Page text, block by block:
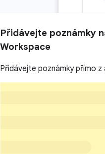
Přidávejte poznámky
Workspace
Přidávejte poznámky přímo